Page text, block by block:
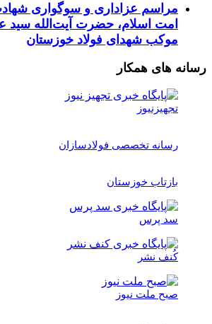
مراسم عزاداری و سوگواری
امت اسلام، حضرت آیت‌الله سید
موکب شهدای فولاد خوزستان
رسانه های همکار
تجهیزنیوز
رسانه تخصصی فولادسازان
بازتاب خوزستان
سد پرس
کُنف نشر
صبح ملت نیوز